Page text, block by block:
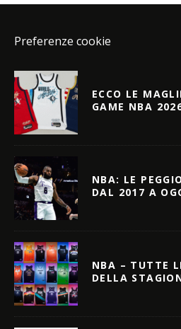
Preferenze cookie
ECCO LE
GAME NBA
NBA: LE
DAL 2017 A
NBA – TUTTE
DELLA